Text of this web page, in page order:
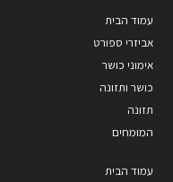
עמוד הבית
אביזרי ספורט
אימוני כושר
כושר ותזונה
תזונה
המומחים
עמוד הבית